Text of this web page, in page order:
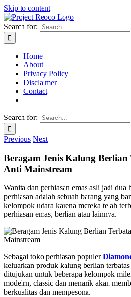
Skip to content
Search for:
Home
About
Privacy Policy
Disclaimer
Contact
Search for:
Previous Next
Beragam Jenis Kalung
Anti Mainstream
Wanita dan perhiasan emas asli jadi
perhiasan adalah sebuah barang yang
kelompok udara karena mereka telah
perhiasan emas, berlian atau lainnya.
Sebagai toko perhiasan populer
keluarkan produk kalung berlian
ditujukan untuk beberapa kelompok
modelrn, classic dan menarik akan
berkualitas dan mempesona.